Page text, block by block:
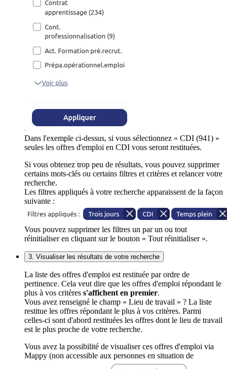
Dans l'exemple ci-dessus, si vous sélectionnez « CDI (941) »
seules les offres d'emploi en CDI vous seront restituées.
Si vous obtenez trop peu de résultats, vous pouvez supprimer
certains mots-clés ou certains filtres et critères et relancer votre
recherche.
Les filtres appliqués à votre recherche apparaissent de la façon
suivante :
Vous pouvez supprimer les filtres un par un ou tout
réinitialiser en cliquant sur le bouton « Tout réinitialiser ».
3. Visualiser les résultats de votre recherche
La liste des offres d'emploi est restituée par ordre de
pertinence. Cela veut dire que les offres d'emploi répondant le
plus à vos critères s'affichent en premier.
Vous avez renseigné le champ « Lieu de travail » ? La liste
restitue les offres répondant le plus à vos critères. Parmi
celles-ci sont d'abord restituées les offres dont le lieu de travail
est le plus proche de votre recherche.
Vous avez la possibilité de visualiser ces offres d'emploi via
Mappy (non accessible aux personnes en situation de